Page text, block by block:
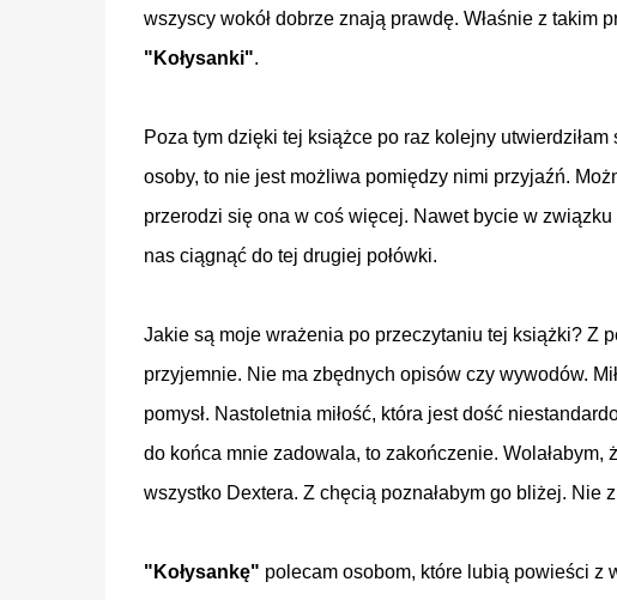
wszyscy wokół dobrze znają prawdę. Właśnie z takim
"Kołysanki".
Poza tym dzięki tej książce po raz kolejny
osoby, to nie jest możliwa pomiędzy nimi przyjaźń.
przerodzi się ona w coś więcej. Nawet bycie w
nas ciągnąć do tej drugiej połówki.
Jakie są moje wrażenia po przeczytaniu tej książki? Z
przyjemnie. Nie ma zbędnych opisów czy wywodów.
pomysł. Nastoletnia miłość, która jest dość
do końca mnie zadowala, to zakończenie. Wolałabym,
wszystko Dextera. Z chęcią poznałabym go bliżej. Nie
"Kołysankę" polecam osobom, które lubią powieści z